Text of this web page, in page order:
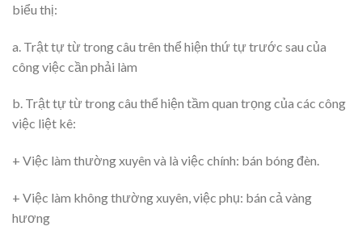
biểu thị:
a. Trật tự từ trong câu trên thể hiện thứ tự trước sau của
công việc cần phải làm
b. Trật tự từ trong câu thể hiện tầm quan trọng của các công
việc liệt kê:
+ Việc làm thường xuyên và là việc chính: bán bóng đèn.
+ Việc làm không thường xuyên, việc phụ: bán cả vàng
hương